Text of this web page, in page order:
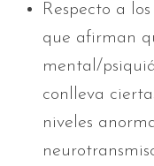
Respecto a
que afirman
mental/
conlleva
niveles